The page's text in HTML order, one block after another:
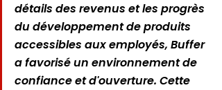
détails des revenus et les progrès
du développement de produits
accessibles aux employés, Buffer
a favorisé un environnement de
confiance et d'ouverture. Cette